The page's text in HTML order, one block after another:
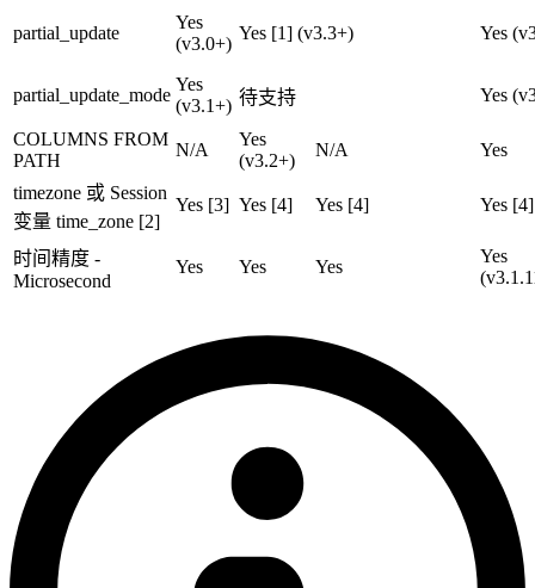
partial_update
Yes
(v3.0+)
Yes [1] (v3.3+) Yes
partial_update_mode
Yes
(v3.1+) 待支持 Yes
COLUMNS FROM
PATH
N/A
Yes
(v3.2+)
N/A Yes
timezone 或 Session
变量 time_zone [2]
Yes [3] Yes [4] Yes [4] Yes [4]
时间精度 -
Microsecond
Yes Yes Yes
Yes